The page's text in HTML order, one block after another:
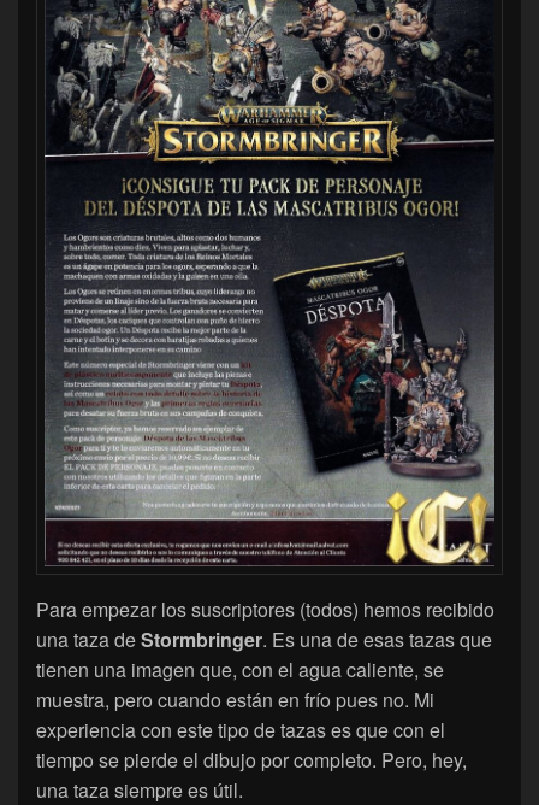
Para empezar los suscriptores (todos) hemos recibido
una taza deStormbringer. Es una de esas tazas que
tienen una imagen que, con el agua caliente, se
muestra, pero cuando están en frío pues no. Mi
experiencia con este tipo de tazas es que con el
tiempo se pierde el dibujo por completo. Pero, hey,
una taza siempre es útil.